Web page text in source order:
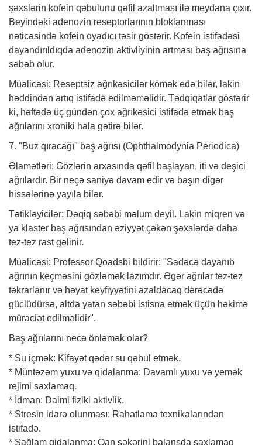
şəxslərin kofein qəbulunu qəfil azaltması ilə meydana çıxır.
Beyindəki adenozin reseptorlarının bloklanması
nəticəsində kofein oyadıcı təsir göstərir. Kofein istifadəsi
dayandırıldıqda adenozin aktivliyinin artması baş ağrısına
səbəb olur.
Müalicəsi: Reseptsiz ağrıkəsicilər kömək edə bilər, lakin
həddindən artıq istifadə edilməməlidir. Tədqiqatlar göstərir
ki, həftədə üç gündən çox ağrıkəsici istifadə etmək baş
ağrılarını xroniki hala gətirə bilər.
7. "Buz qıracağı" baş ağrısı (Ophthalmodynia Periodica)
Əlamətləri: Gözlərin arxasında qəfil başlayan, iti və deşici
ağrılardır. Bir neçə saniyə davam edir və başın digər
hissələrinə yayıla bilər.
Tətikləyicilər: Dəqiq səbəbi məlum deyil. Lakin miqren və
ya klaster baş ağrısından əziyyət çəkən şəxslərdə daha
tez-tez rast gəlinir.
Müalicəsi: Professor Qoadsbi bildirir: "Sadəcə dayanıb
ağrının keçməsini gözləmək lazımdır. Əgər ağrılar tez-tez
təkrarlanır və həyat keyfiyyətini azaldacaq dərəcədə
güclüdürsə, altda yatan səbəbi istisna etmək üçün həkimə
müraciət edilməlidir".
Baş ağrılarını necə önləmək olar?
* Su içmək: Kifayət qədər su qəbul etmək.
* Müntəzəm yuxu və qidalanma: Davamlı yuxu və yemək
rejimi saxlamaq.
* İdman: Daimi fiziki aktivlik.
* Stresin idarə olunması: Rahatlama texnikalarından
istifadə.
* Sağlam qidalanma: Qan şəkərini balansda saxlamaq